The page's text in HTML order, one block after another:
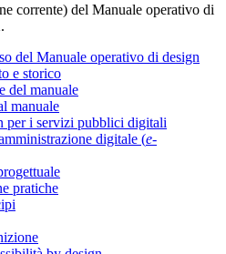
corrente) del Manuale operativo di
.
del Manuale operativo di design
e storico
del manuale
manuale
per i servizi pubblici digitali
digitale (e-
pratiche